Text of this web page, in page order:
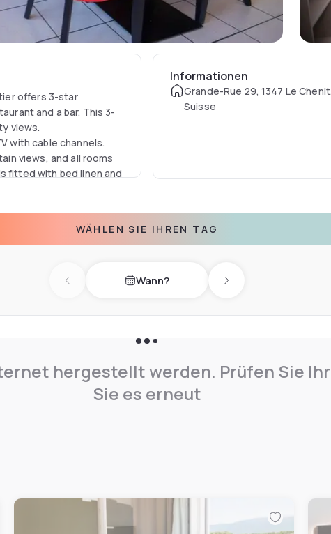
offers 3-star
and a bar. This 3-
views.
with cable channels.
views, and all rooms
fitted with bed linen and
Informationen
Grande-Rue 29, 1347 Le Chenit,
Suisse
WÄHLEN SIE IHREN TAG
Previous day Wann? Next day
hergestellt werden. Prüfen Sie
Sie es erneut